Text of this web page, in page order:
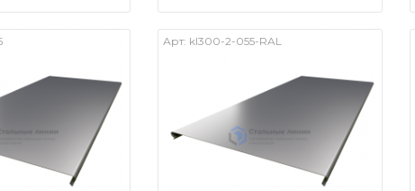
Арт: kl300-2-055-RAL